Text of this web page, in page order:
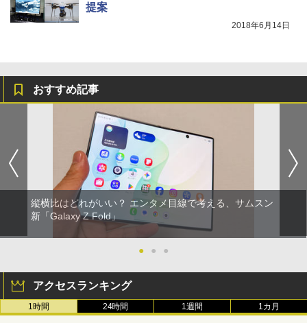
提案
2018年6月14日
おすすめ記事
縦横比はどれがいい？ エンタメ目線で考える、サムスン
新「Galaxy Z Fold」
● ● ●
アクセスランキング
1時間 24時間 1週間 1カ月